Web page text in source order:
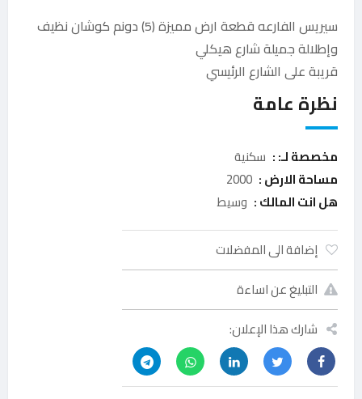
سيريس الفارعه قطعة ارض مميزة (5) دونم كوشان نظيف
وإطلالة جميلة شارع هيكلي
قريبة على الشارع الرئيسي
نظرة عامة
مخصصة لـ: : سكنية
مساحة الارض : 2000
هل انت المالك : وسيط
إضافة الى المفضلات
التبليغ عن اساءة
شارك هذا الإعلان: